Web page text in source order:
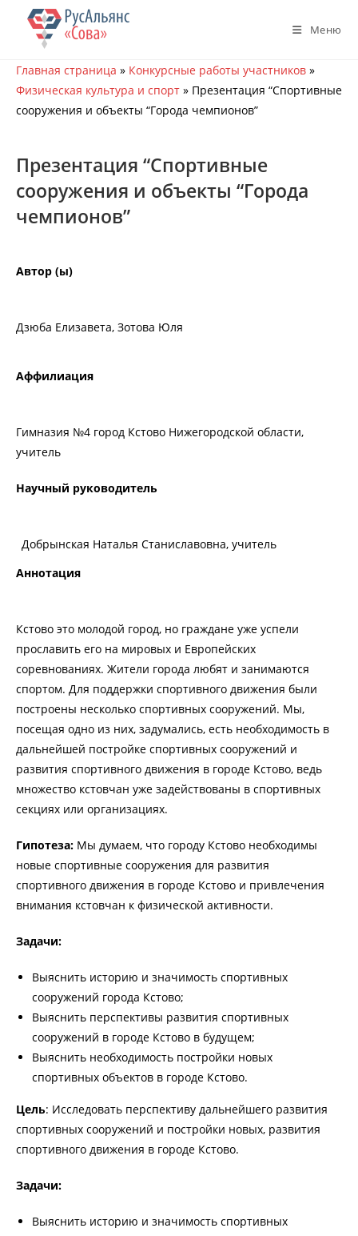
Перейти
содержимому
Меню
Главная страница » Конкурсные работы участников »
Физическая культура и спорт » Презентация “Спортивные
сооружения и объекты “Города чемпионов”
Презентация “Спортивные
сооружения и объекты “Города
чемпионов”
Автор (ы)
Дзюба Елизавета, Зотова Юля
Аффилиация
Гимназия №4 город Кстово Нижегородской области,
учитель
Научный руководитель
Добрынская Наталья Станиславовна, учитель
Аннотация
Кстово это молодой город, но граждане уже успели
прославить его на мировых и Европейских
соревнованиях. Жители города любят и занимаются
спортом. Для поддержки спортивного движения были
построены несколько спортивных сооружений. Мы,
посещая одно из них, задумались, есть необходимость в
дальнейшей постройке спортивных сооружений и
развития спортивного движения в городе Кстово, ведь
множество кстовчан уже задействованы в спортивных
секциях или организациях.
Гипотеза: Мы думаем, что городу Кстово необходимы
новые спортивные сооружения для развития
спортивного движения в городе Кстово и привлечения
внимания кстовчан к физической активности.
Задачи:
Выяснить историю и значимость спортивных
сооружений города Кстово;
Выяснить перспективы развития спортивных
сооружений в городе Кстово в будущем;
Выяснить необходимость постройки новых
спортивных объектов в городе Кстово.
Цель: Исследовать перспективу дальнейшего развития
спортивных сооружений и постройки новых, развития
спортивного движения в городе Кстово.
Задачи:
Выяснить историю и значимость спортивных